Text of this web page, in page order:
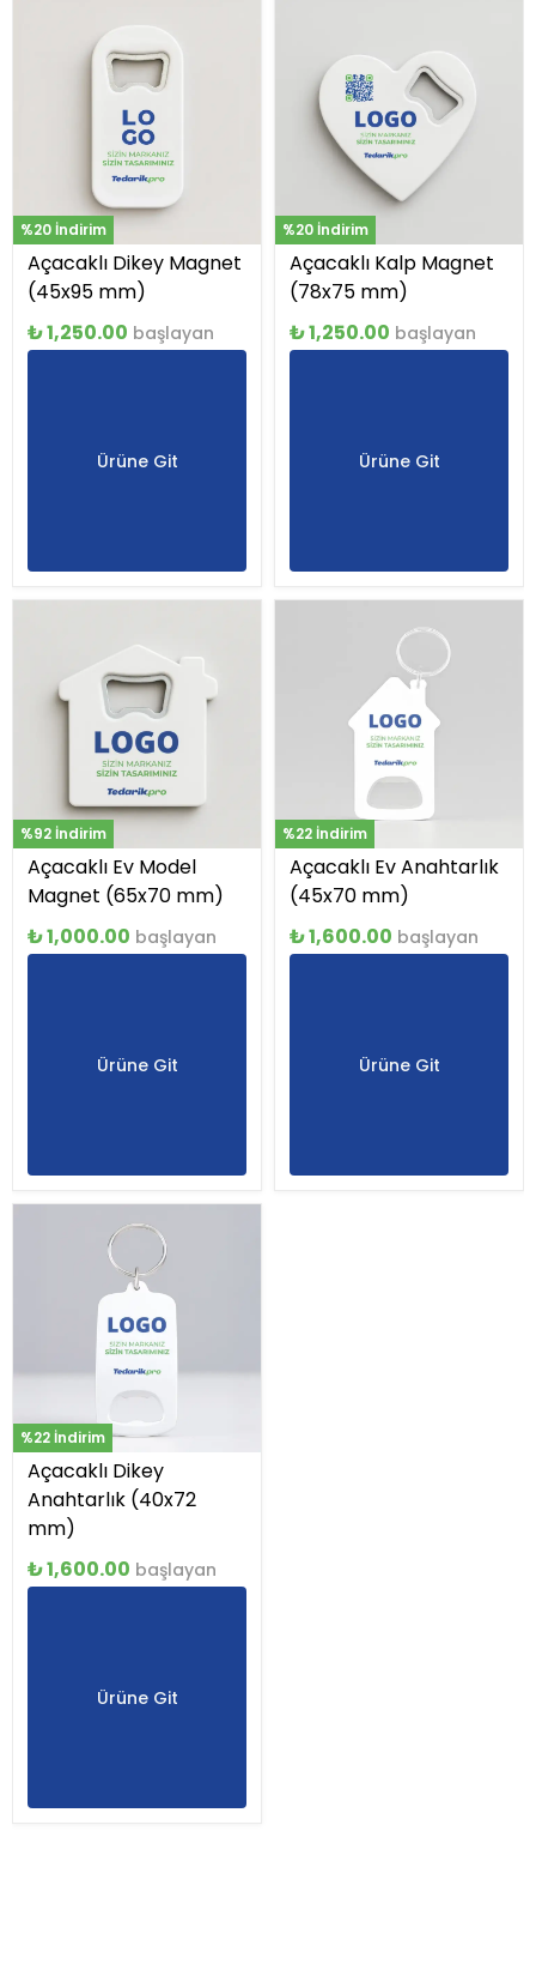
%20 İndirim
Açacaklı Dikey Magnet
(45x95 mm)
₺ 1,250.00 başlayan
Ürüne Git
%20 İndirim
Açacaklı Kalp Magnet
(78x75 mm)
₺ 1,250.00 başlayan
Ürüne Git
%92 İndirim
Açacaklı Ev Model
Magnet (65x70 mm)
₺ 1,000.00 başlayan
Ürüne Git
%22 İndirim
Açacaklı Ev Anahtarlık
(45x70 mm)
₺ 1,600.00 başlayan
Ürüne Git
%22 İndirim
Açacaklı Dikey
Anahtarlık (40x72
mm)
₺ 1,600.00 başlayan
Ürüne Git